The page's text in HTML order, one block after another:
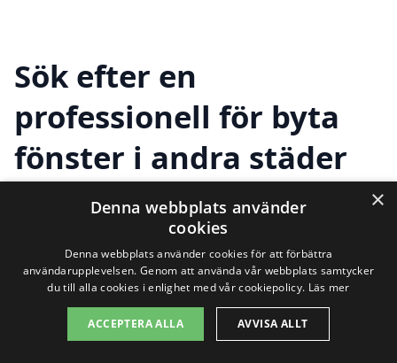
Sök efter en
professionell för byta
fönster i andra städer
nära Torsås
Att byta fönster är en viktig investering
för ditt hem. Det handlar inte bara om att
förbättra utseendet, utan även om
×
Denna webbplats använder
cookies
Denna webbplats använder cookies för att förbättra
användarupplevelsen. Genom att använda vår webbplats samtycker
du till alla cookies i enlighet med vår cookiepolicy. Läs mer
ACCEPTERA ALLA AVVISA ALLT